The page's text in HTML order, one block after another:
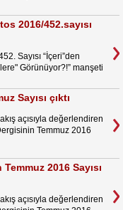
2016/452.sayısı
Sayısı “İçeri”den
Görünüyor?!” manşeti
Sayısı çıktı
açısıyla değerlendiren
Temmuz 2016
2016 Sayısı
açısıyla değerlendiren